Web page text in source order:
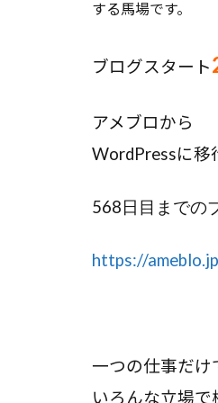
する馬場です。
ブログスタート
アメブロから
WordPressに移
568日目までの
https://
一つの仕事だけ
いろんな立場